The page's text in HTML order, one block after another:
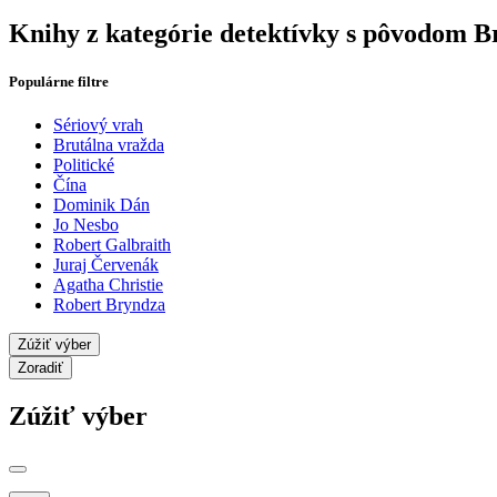
Knihy z kategórie detektívky s pôvodom
Populárne filtre
Sériový vrah
Brutálna vražda
Politické
Čína
Dominik Dán
Jo Nesbo
Robert Galbraith
Juraj Červenák
Agatha Christie
Robert Bryndza
Zúžiť výber
Zoradiť
Zúžiť výber